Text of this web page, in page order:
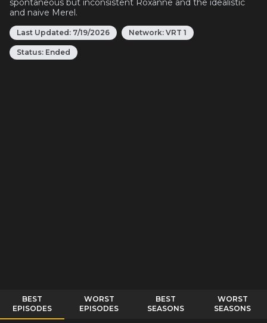
spontaneous but inconsistent Roxanne and the idealistic
and naive Merel.
Last Updated: 7/19/2026 Network: VRT 1
Status: Ended
BEST
EPISODES
WORST
EPISODES
BEST
SEASONS
WORST
SEASONS